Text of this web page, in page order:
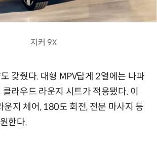
지커 9X
갖췄다. 대형 MPV답게 2열에는 나파
라우드 라운지 시트가 적용됐다. 이
운지 체어, 180도 회전, 전문 마사지 등
한다.